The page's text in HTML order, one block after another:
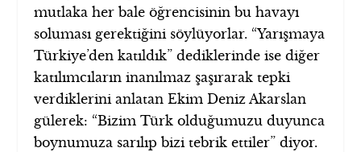
mutlaka her bale öğrencisinin bu havayı
soluması gerektiğini söylüyorlar. “Yarışmaya
Türkiye’den katıldık” dediklerinde ise diğer
katılımcıların inanılmaz şaşırarak tepki
verdiklerini anlatan Ekim Deniz Akarslan
gülerek: “Bizim Türk olduğumuzu duyunca
boynumuza sarılıp bizi tebrik ettiler” diyor.